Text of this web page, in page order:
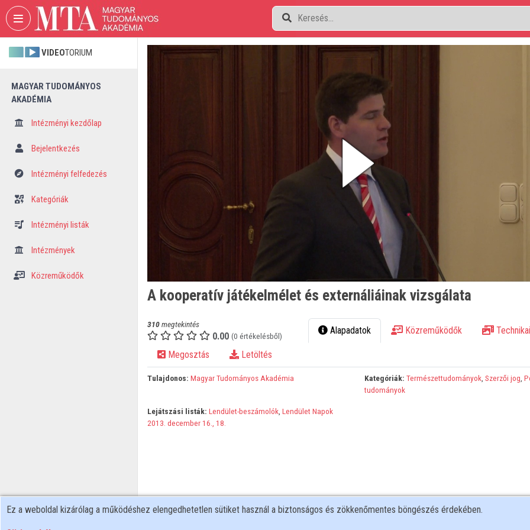
Fejléc kihagyása Menü kihagyása Tartalom kihagyása
VIDEOTORIUM
MAGYAR TUDOMÁNYOS
AKADÉMIA
Intézményi kezdőlap
Bejelentkezés
Intézményi felfedezés
Kategóriák
Intézményi listák
Intézmények
Közreműködők
A kooperatív játékelmélet és externáliáinak vizsgálata
310megtekintés
0.00 (0 értékelésből) Alapadatok Közreműködők
Megosztás Letöltés
Tulajdonos: Magyar Tudományos Akadémia Kategóriák: Természettudományok,Szerzői jog,
tudományok
Lejátszási listák: Lendület-beszámolók, Lendület Napok
2013. december 16., 18.
Ez a weboldal kizárólag a működéshez elengedhetetlen sütiket használ a biztonságos és zökkenőmentes böngészés érdekében.